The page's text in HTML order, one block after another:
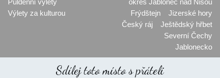
Půldenní výlety
Výlety za kulturou
okres Jablonec nad Nisou
Frýdštejn
Jizerské hory
Český ráj
Ještědský hřbet
Severní Čechy
Jablonecko
Sdílej toto místo s přáteli